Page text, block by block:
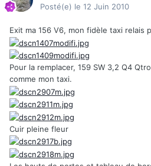
Posté(e) le 12 Juin 2010
Exit ma 156 V6, mon fidèle taxi relais
Pour la remplacer, 159 SW 3,2 Q4
comme mon taxi.
Cuir pleine fleur